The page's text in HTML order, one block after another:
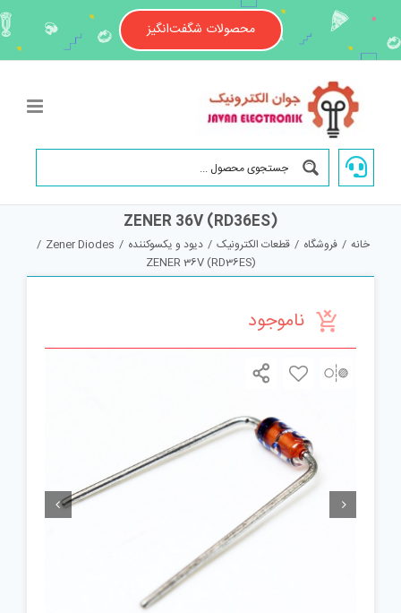
content
محصولات شگفت‌انگیز
ZENER 36V (RD36ES)
خانه / فروشگاه / قطعات الکترونیک / دیود و یکسوکننده /
Zener Diodes
/
ZENER 36V (RD36ES)
ناموجود
 